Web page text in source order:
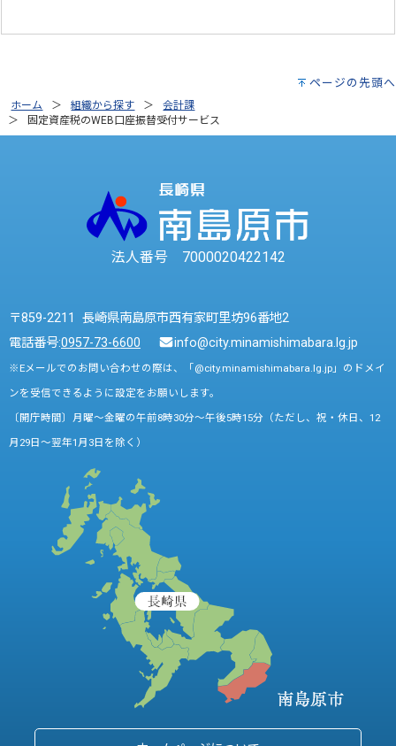
ページの先頭へ
ホーム 組織から探す
会計課
固定資産税のWEB口座振替受付サービス
法人番号 7000020422142
〒859-2211 長崎県南島原市西有家町里坊96番地2
電話番号:0957-73-6600 info@city.minamishimabara.lg.jp
※Eメールでのお問い合わせの際は、「@city.minamishimabara.lg.jp」のドメイ
ンを受信できるように設定をお願いします。
〔開庁時間〕月曜～金曜の午前8時30分～午後5時15分（ただし、祝・休日、12
月29日～翌年1月3日を除く）